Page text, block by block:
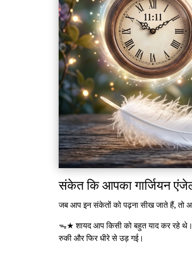
संकेत कि आपका गार्जियन
जब आप इन संकेतों को पढ़ना सीख जाते हैं, तो
ᯓ★ शायद आप किसी को बहुत याद कर रहे
रुकी और फिर धीरे से उड़ गई।